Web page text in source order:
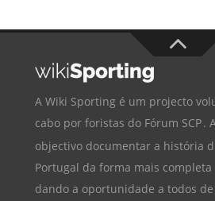
A Wiki Sporting é um projecto
cabo por foristas do Fórum SCP.
objectivo documentar a história
Portugal da forma mais
dando a oportunidade a todos